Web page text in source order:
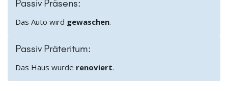
Passiv Präsens:
Das Auto wird gewaschen.
Passiv Präteritum:
Das Haus wurde renoviert.